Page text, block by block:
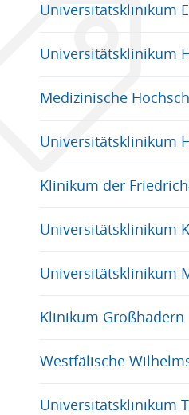
Universitätsklinikum
Universitätsklinikum
Medizinische
Universitätsklinikum
Klinikum der
Universitätsklinikum
Universitätsklinikum
Klinikum Großhadern
Westfälische
Universitätsklinikum